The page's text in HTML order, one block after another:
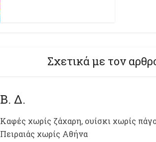
Σχετικά με τον
Β. Δ.
Kαφές χωρίς ζάχαρη, ουίσκι χωρίς
Πειραιάς χωρίς Αθήνα